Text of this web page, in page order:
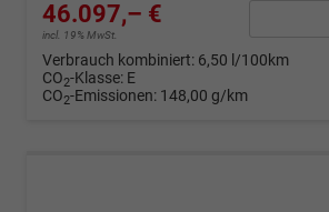
46.097,– €
incl. 19% MwSt.
Verbrauch kombiniert: 6,50 l/100km
CO2-Klasse: E
CO2-Emissionen: 148,00 g/km